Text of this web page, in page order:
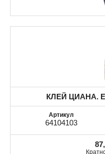
КЛЕЙ ЦИАНА.
64104103